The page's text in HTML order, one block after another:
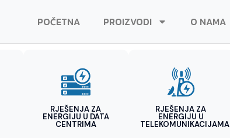
POČETNA PROIZVODI O NAMA
RJEŠENJA ZA
ENERGIJU U DATA
CENTRIMA
RJEŠENJA ZA
ENERGIJU U
TELEKOMUNIKACIJAMA